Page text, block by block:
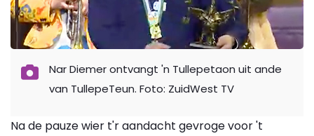
Nar Diemer ontvangt 'n Tullepetaon uit ande
van TullepeTeun. Foto: ZuidWest TV
Na de pauze wier t'r aandacht gevroge voor 't